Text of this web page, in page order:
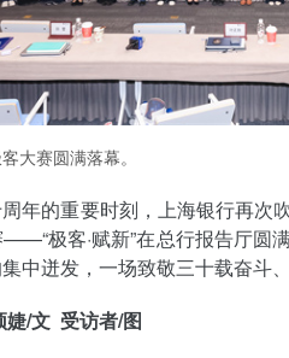
大赛圆满落幕。
年的重要时刻，上海银行再次
极客·赋新”在总行报告厅圆
中迸发，一场致敬三十载奋斗
婕/文 受访者/图